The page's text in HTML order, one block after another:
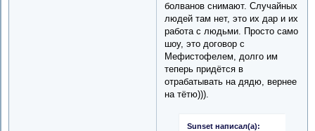
болванов снимают. Случайных
людей там нет, это их дар и их
работа с людьми. Просто само
шоу, это договор с
Мефистофелем, долго им
теперь придётся в
отрабатывать на дядю, вернее
на тётю))).
Sunset написал(а):